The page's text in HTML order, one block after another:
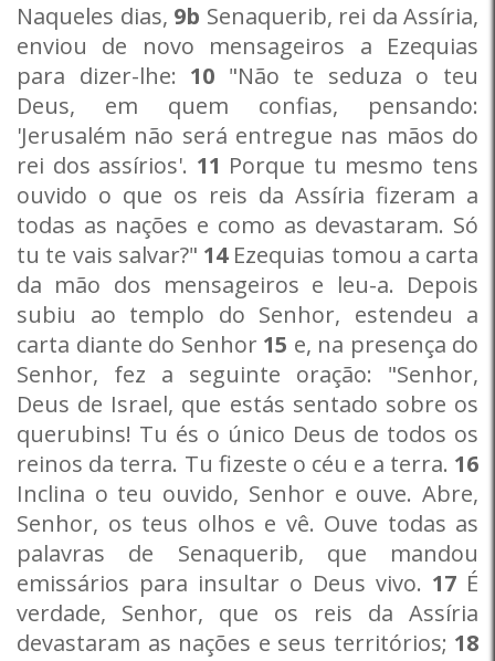
Naqueles dias, 9b Senaquerib, rei da Assíria,
enviou de novo mensageiros a Ezequias
para dizer-lhe: 10 "Não te seduza o teu
Deus, em quem confias, pensando:
'Jerusalém não será entregue nas mãos do
rei dos assírios'. 11 Porque tu mesmo tens
ouvido o que os reis da Assíria fizeram a
todas as nações e como as devastaram. Só
tu te vais salvar?" 14Ezequias tomou a carta
da mão dos mensageiros e leu-a. Depois
subiu ao templo do Senhor, estendeu a
carta diante do Senhor 15 e, na presença do
Senhor, fez a seguinte oração: "Senhor,
Deus de Israel, que estás sentado sobre os
querubins! Tu és o único Deus de todos os
reinos da terra. Tu fizeste o céu e a terra. 16
Inclina o teu ouvido, Senhor e ouve. Abre,
Senhor, os teus olhos e vê. Ouve todas as
palavras de Senaquerib, que mandou
emissários para insultar o Deus vivo. 17 É
verdade, Senhor, que os reis da Assíria
devastaram as nações e seus territórios; 18